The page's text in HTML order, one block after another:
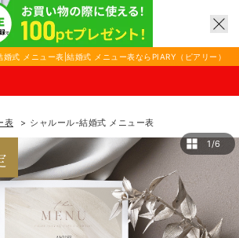
式 メニュー表|結婚式 メニュー表ならPIARY（ピアリー）
表
シャルール-結婚式 メニュー表
1/6